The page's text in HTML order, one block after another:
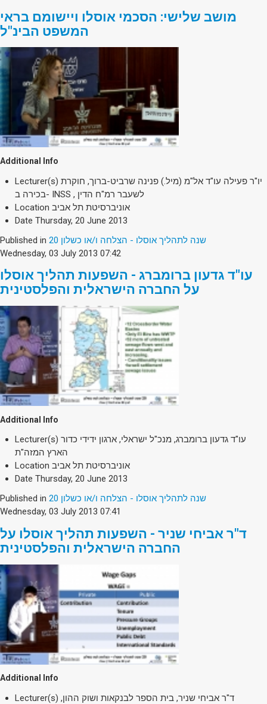
מושב שלישי: הסכמי אוסלו ויישומם בראי
המשפט הבינ"ל
Additional Info
Lecturer(s) יו"ר פעילה עו"ד אל"מ (מיל.) פנינה שרביט-ברוך, חוקרת
בכירה ב- INSS , לשעבר רמ"ח הדין
Location אוניברסיטת תל אביב
Date Thursday, 20 June 2013
Published in
20 שנה לתהליך אוסלו - הצלחה ו/או כשלון
Wednesday, 03 July 2013 07:42
עו"ד גדעון ברומברג - השפעות תהליך אוסלו
על החברה הישראלית והפלסטינית
Additional Info
Lecturer(s) עו"ד גדעון ברומברג, מנכ"ל ישראלי, ארגון ידידי כדור
הארץ המזה"ת
Location אוניברסיטת תל אביב
Date Thursday, 20 June 2013
Published in
20 שנה לתהליך אוסלו - הצלחה ו/או כשלון
Wednesday, 03 July 2013 07:41
ד"ר אביחי שניר - השפעות תהליך אוסלו על
החברה הישראלית והפלסטינית
Additional Info
Lecturer(s) ד"ר אביחי שניר, בית הספר לבנקאות ושוק ההון,